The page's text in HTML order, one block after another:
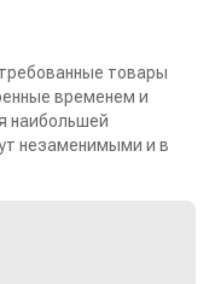
товары
временем и
наибольшей
незаменимыми и в